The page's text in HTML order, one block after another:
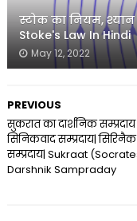
स्टोक का नियम,
Stoke's Law In Hindi
May 12, 2022
PREVIOUS
सुकरात का दार्शनिक सम्प्रदाय
सिनिकवाद सम्प्रदाय| सिरिनैक
सम्प्रदाय| Sukraat
Darshnik Sampraday